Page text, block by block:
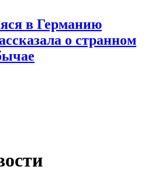
в Германию
о странном